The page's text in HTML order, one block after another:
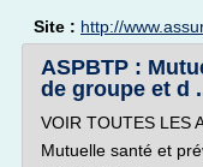
Site : http://
ASPBTP :
de groupe et d
VOIR TOUTES LES
Mutuelle santé et